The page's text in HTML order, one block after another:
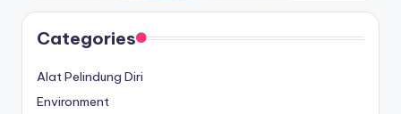
Categories
Alat Pelindung Diri
Environment